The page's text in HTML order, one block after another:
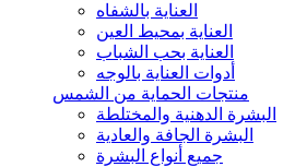
العناية بالشفاه
العناية بمحيط العين
العناية بحب الشباب
أدوات العناية بالوجه
منتجات الحماية من الشمس
البشرة الدهنية والمختلطة
البشرة الجافة والعادية
جميع أنواع البشرة